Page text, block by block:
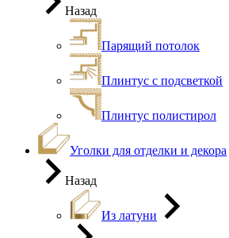
Назад
Парящий потолок
Плинтус с подсветкой
Плинтус полистирол
Уголки для отделки и декора
Назад
Из латуни